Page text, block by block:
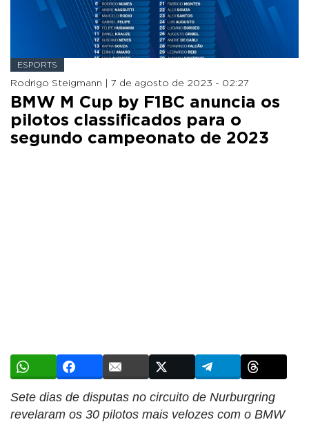
ESPORTS
Rodrigo Steigmann | 7 de agosto de 2023 - 02:27
BMW M Cup by F1BC anuncia os
pilotos classificados para o
segundo campeonato de 2023
Sete dias de disputas no circuito de Nurburgring
revelaram os 30 pilotos mais velozes com o BMW